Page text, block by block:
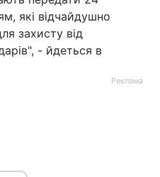
які відчайдушно
захисту від
- йдеться в
Реклама